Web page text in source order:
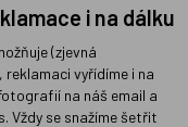
i na dálku
(zjevná
vyřídíme i na
na náš email a
Vždy se snažíme šetřit